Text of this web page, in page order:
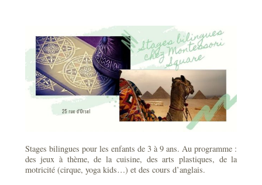
Stages bilingues pour les enfants de 3 à 9 ans. Au programme :
des jeux à thème, de la cuisine, des arts plastiques, de la
motricité (cirque, yoga kids…) et des cours d’anglais.